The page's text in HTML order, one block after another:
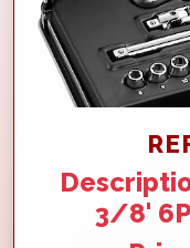
3/8' 6P